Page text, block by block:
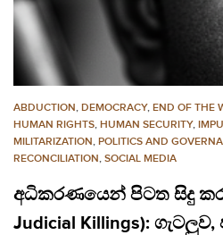
ABDUCTION, DEMOCRACY, END OF THE
HUMAN RIGHTS, HUMAN SECURITY,
MILITARIZATION, POLITICS AND
RECONCILIATION, SOCIAL MEDIA
අධිකරණයෙන් පිටත සිදු
Judicial Killings):